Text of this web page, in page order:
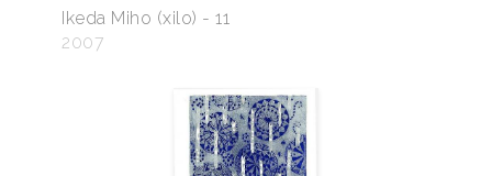
Ikeda Miho (xilo) - 11
2007